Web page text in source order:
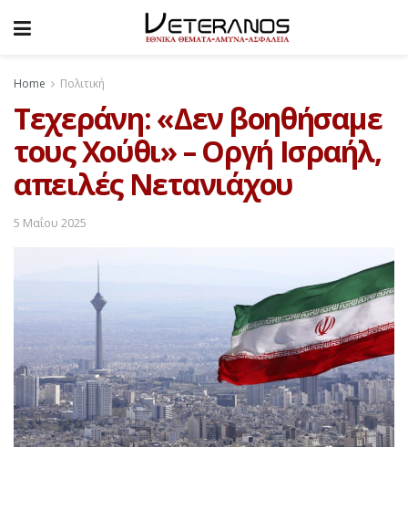
Home Πολιτική
Τεχεράνη: «Δεν βοηθήσαμε
τους Χούθι» – Οργή Ισραήλ,
απειλές Νετανιάχου
5 Μαΐου 2025